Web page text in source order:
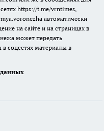
https://t.me/vrntimes,
автоматически
на сайте и на страницах в
может передать
соцсетях материалы в